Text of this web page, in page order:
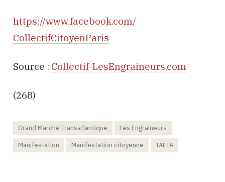
https://www.facebook.com/
CollectifCitoyenParis
Source : Collectif-LesEngraineurs.com
(268)
Grand Marché Transatlantique
Les Engraineurs
Manifestation
Manifestation citoyenne TAFTA